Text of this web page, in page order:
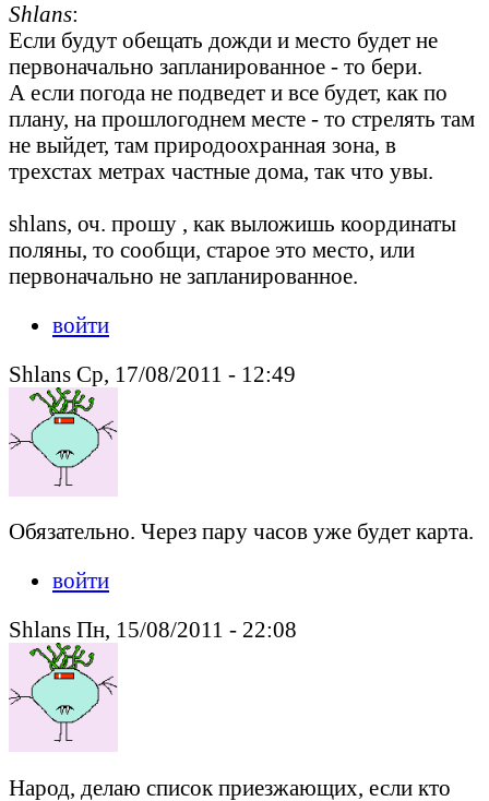
Shlans:
Если будут обещать дожди и место будет не
первоначально запланированное - то бери.
А если погода не подведет и все будет, как по
плану, на прошлогоднем месте - то стрелять там
не выйдет, там природоохранная зона, в
трехстах метрах частные дома, так что увы.
shlans, оч. прошу , как выложишь координаты
поляны, то сообщи, старое это место, или
первоначально не запланированное.
войти
Shlans Ср, 17/08/2011 - 12:49
Обязательно. Через пару часов уже будет карта.
войти
Shlans Пн, 15/08/2011 - 22:08
Народ, делаю список приезжающих, если кто